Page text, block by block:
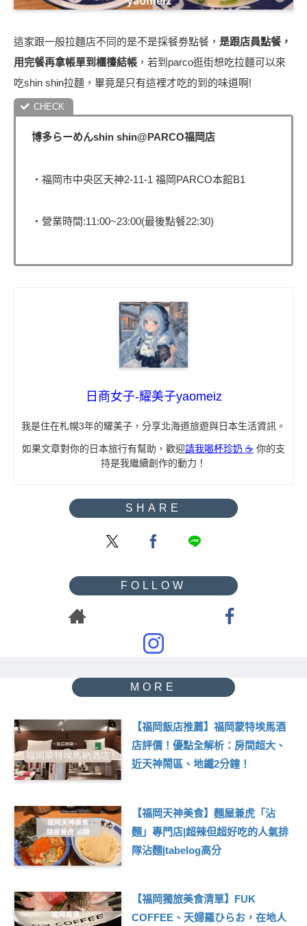
這家跟一般拉麵店不同的是不是採餐劵點餐，︁ 是跟店員點餐，︁
用完餐再拿帳單到櫃檯結帳 ，︁若到parco逛街想吃拉麵可以來
吃shin shin拉麵，︁畢竟是只有這裡才吃的到的味道啊!
博多らーめんshin shin@PARCO福岡店
・福岡市中央区天神2-11-1 福岡PARCO本館B1
・營業時間:11:00~23:00(最後點餐22:30)
日商女子-耀美子yaomeiz
我是住在札幌3年的耀美子，分享北海道旅遊與日本生活資訊。
如果文章對你的日本旅行有幫助，歡迎請我喝杯珍奶 ☕ 你的支
持是我繼續創作的動力！
【福岡飯店推薦】福岡蒙特埃馬酒
店評價！優點全解析：房間超大、
近天神鬧區、地鐵2分鐘！
【福岡天神美食】麵屋兼虎「沾
麵」專門店|超辣但超好吃的人氣排
隊沾麵|tabelog高分
【福岡獨旅美食清單】FUK
COFFEE、天婦羅ひらお，在地人